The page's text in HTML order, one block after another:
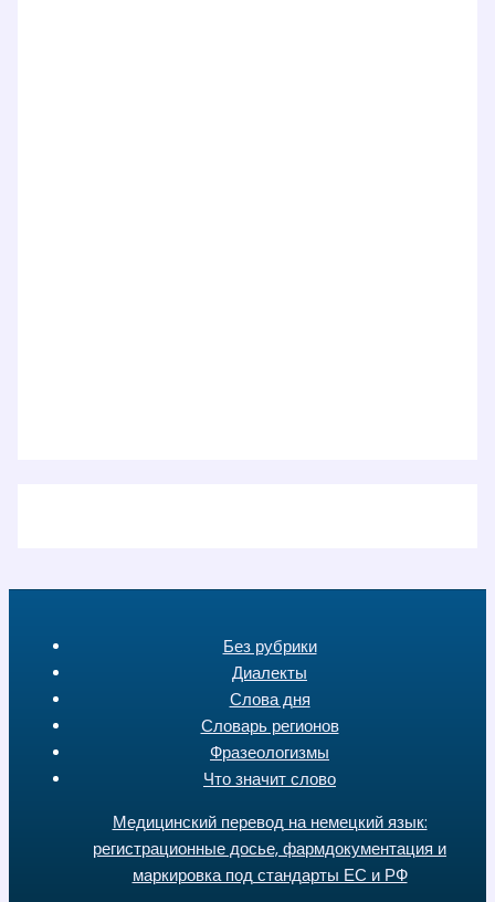
Без рубрики
Диалекты
Слова дня
Словарь регионов
Фразеологизмы
Что значит слово
Медицинский перевод на немецкий язык:
регистрационные досье, фармдокументация и
маркировка под стандарты ЕС и РФ